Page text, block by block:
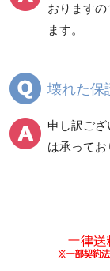
おります
ます。
壊れた保
申し訳ご
は承ってお